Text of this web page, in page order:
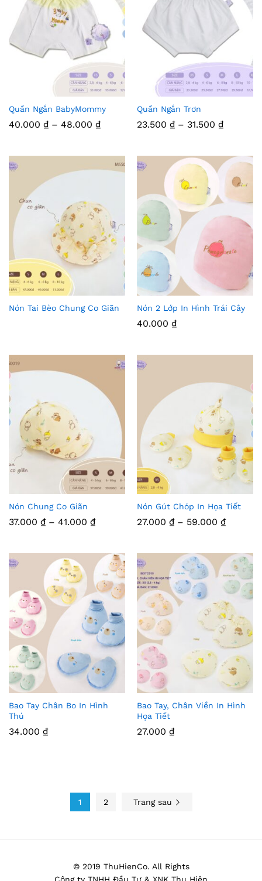
h h
Thê
m
Yêu
h
Quần Ngắn BabyMommy
40.000 ₫ – 48.000 ₫Khoảng
đến
48.000 ₫
Thê
m
Yêu
Thíc
h
Quần Ngắn Trơn
23.500 ₫ – 31.500 ₫Khoảng
đến
31.500 ₫
Thê
h
Nón Tai Bèo Chung Co Giãn Thê
h
Nón 2 Lớp In Hình Trái Cây
40.000 ₫
Thê
m
Yêu
Thíc
h
Nón Chung Co Giãn
37.000 ₫ – 41.000 ₫Khoảng
đến
41.000 ₫
Thê
m
Yêu
Thíc
Nón Gút Chóp In Họa Tiết
27.000 ₫ – 59.000 ₫Khoảng
đến
59.000
Thê
Bao Tay Chân Bo In Hình
Thú
34.000 ₫
Thê
Bao Tay, Chân Viền In Hình
Họa Tiết
27.000 ₫
1 2 Trang sau
© 2019 ThuHienCo. All Rights